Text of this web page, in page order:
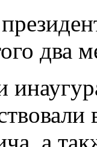
два
а